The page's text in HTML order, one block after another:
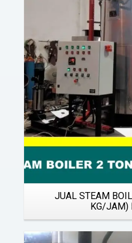
JUAL STEAM
KG/JAM)